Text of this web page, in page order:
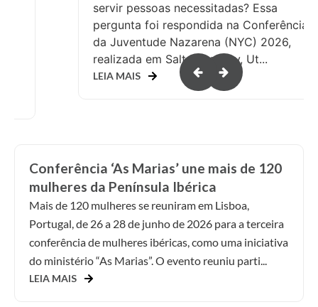
servir pessoas necessitadas? Essa
pergunta foi respondida na Conferência
da Juventude Nazarena (NYC) 2026,
realizada em Salt Lake City, Ut...
LEIA MAIS
Conferência ‘As Marias’ une mais de 120
mulheres da Península Ibérica
Mais de 120 mulheres se reuniram em Lisboa,
Portugal, de 26 a 28 de junho de 2026 para a terceira
conferência de mulheres ibéricas, como uma iniciativa
do ministério “As Marias”. O evento reuniu parti...
LEIA MAIS